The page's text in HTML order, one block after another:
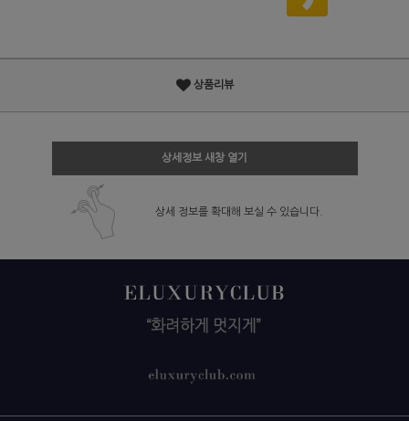
상품리뷰
상세정보 새창 열기
상세 정보를 확대해 보실 수 있습니다.